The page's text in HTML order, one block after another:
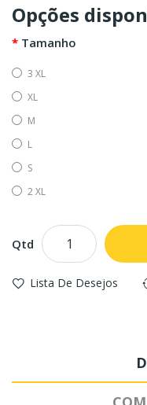
Opções
Tamanho
3 XL
XL
M
L
S
2 XL
Qtd
Lista De Desejos